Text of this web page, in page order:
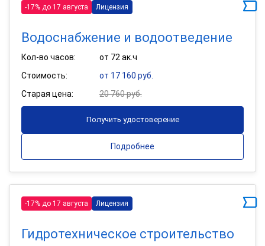
-17% до 17 августа Лицензия
Водоснабжение и водоотведение
Кол-во часов:
от 72 ак.ч
Стоимость:
от 17 160 руб.
Старая цена:
20 760 руб.
Получить удостоверение
Подробнее
-17% до 17 августа Лицензия
Гидротехническое строительство